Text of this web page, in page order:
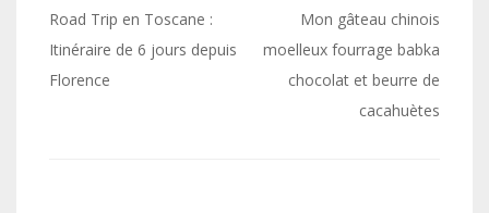
Navigation
de
l’article
Road Trip en Toscane :
Itinéraire de 6 jours depuis
Florence
Mon gâteau chinois
moelleux fourrage babka
chocolat et beurre de
cacahuètes